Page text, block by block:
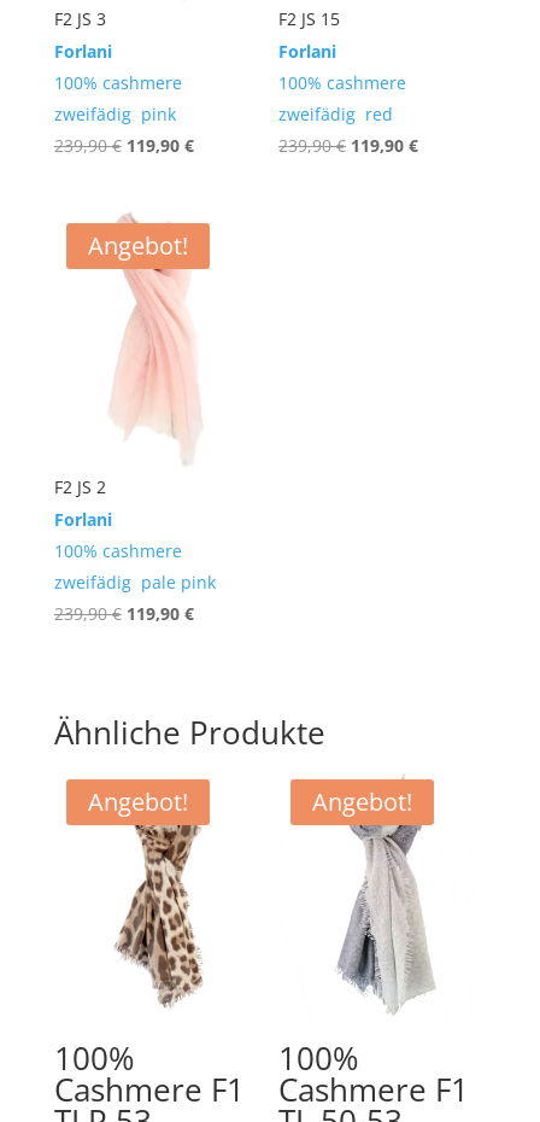
F2 JS 3
Forlani
100% cashmere
zweifädig pink
239,90€ Ursprünglicher
war:
239,90 €
119,90 €Aktueller
F2 JS 15
Forlani
100% cashmere
zweifädig red
239,90€ Ursprünglicher
119,90€Aktueller
Angebot!
F2 JS 2
Forlani
100% cashmere
zweifädig pale pink
239,90€ Ursprünglicher
119,90 €Aktueller
Ähnliche Produkte
Angebot!
100%
Cashmere F1
Angebot!
100%
Cashmere F1